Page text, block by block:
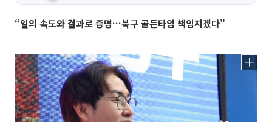
“일의 속도와 결과로 증명…북구 골든타임 책임지겠다”